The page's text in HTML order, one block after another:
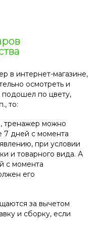
в интернет-магазине,
осмотреть и
подошел по цвету,
то:
тренажер можно
7 дней с момента
при условии
и товарного вида. А
с момента
его
за вычетом
и сборку, если